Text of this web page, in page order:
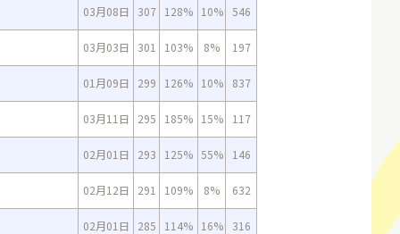
03月08日 307 128% 10% 546
03月03日 301 103% 8% 197
01月09日 299 126% 10% 837
03月11日 295 185% 15% 117
02月01日 293 125% 55% 146
02月12日 291 109% 8% 632
02月01日 285 114% 16% 316